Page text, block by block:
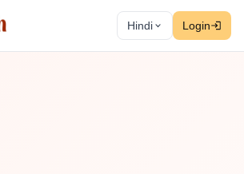
Hindi Login